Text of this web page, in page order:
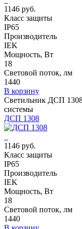
1146 руб.
Класс защиты
IP65
Производитель
IEK
Мощность, Вт
18
Световой поток, лм
1440
В корзину
Светильник ДСП 1308
системы
ДСП 1308
1146 руб.
Класс защиты
IP65
Производитель
IEK
Мощность, Вт
18
Световой поток, лм
1440